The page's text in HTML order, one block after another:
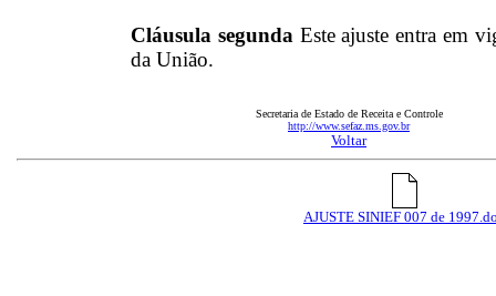
Cláusula segunda Este ajuste entra em
da União.
Secretaria de Estado de Receita e Controle
http://www.sefaz.ms.gov.br
Voltar
AJUSTE SINIEF 007 de